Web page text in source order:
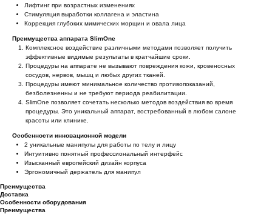
Лифтинг при возрастных изменениях
Стимуляция выработки коллагена и эластина
Коррекция глубоких мимических морщин и овала лица
Преимущества аппарата SlimOne
Комплексное воздействие различными методами позволяет получить
эффективные видимые результаты в кратчайшие сроки.
Процедуры на аппарате не вызывают повреждения кожи, кровеносных
сосудов, нервов, мышц и любых других тканей.
Процедуры имеют минимальное количество противопоказаний,
безболезненны и не требуют периода реабилитации.
SlimOne позволяет сочетать несколько методов воздействия во время
процедуры. Это уникальный аппарат, востребованный в любом салоне
красоты или клинике.
Особенности инновационной модели
2 уникальные манипулы для работы по телу и лицу
Интуитивно понятный профессиональный интерфейс
Изысканный европейский дизайн корпуса
Эргономичный держатель для манипул
Преимущества
Доставка
Особенности оборудования
Преимущества